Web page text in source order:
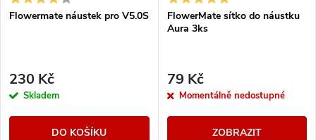
Flowermate náustek pro V5.0S
230 Kč
Skladem
DO KOŠÍKU
FlowerMate sítko do náustku
Aura 3ks
79 Kč
Momentálně nedostupné
ZOBRAZIT